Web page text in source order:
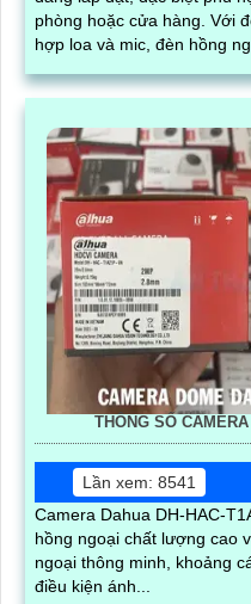
phòng hoặc cửa hàng. Với độ phân giải full HD 1080p, tích
hợp loa và mic, đèn hồng
THÔNG SỐ
Lần xem: 8541
Camera Dahua DH-HAC-
hồng ngoại chất lượng cao
ngoại thông minh, khoảng
điều kiện ánh...